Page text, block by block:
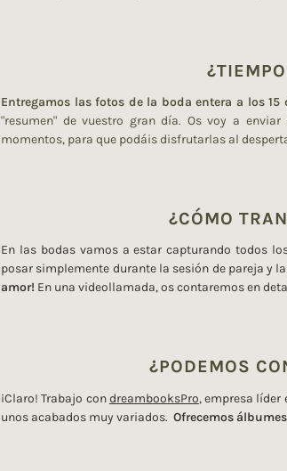
Entregamos las fotos de la boda entera a los 15
"resumen" de vuestro gran día. Os voy a
momentos, para que podáis disfrutarlas al
¿CÓMO
En las bodas vamos a estar capturando todos
posar simplemente durante la sesión de pareja y
amor! En una videollamada, os contaremos en
¿PODEMOS
¡Claro! Trabajo condreambooksPro, empresa líder
unos acabados muy variados. Ofrecemos